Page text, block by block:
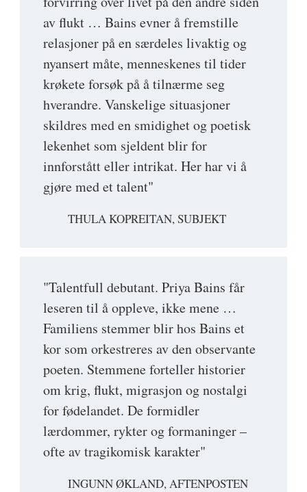
av flukt … Bains evner å fremstille
relasjoner på en særdeles livaktig og
nyansert måte, menneskenes til tider
krøkete forsøk på å tilnærme seg
hverandre. Vanskelige situasjoner
skildres med en smidighet og poetisk
lekenhet som sjeldent blir for
innforstått eller intrikat. Her har vi å
gjøre med et talent"
THULA KOPREITAN, SUBJEKT
"Talentfull debutant. Priya Bains får
leseren til å oppleve, ikke mene …
Familiens stemmer blir hos Bains et
kor som orkestreres av den observante
poeten. Stemmene forteller historier
om krig, flukt, migrasjon og nostalgi
for fødelandet. De formidler
lærdommer, rykter og formaninger –
ofte av tragikomisk karakter"
INGUNN ØKLAND, AFTENPOSTEN